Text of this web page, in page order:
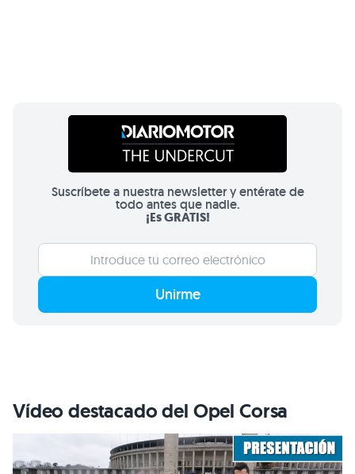
Suscríbete a nuestra newsletter y entérate de
todo antes que nadie.
¡Es GRATIS!
Unirme
Vídeo destacado del Opel Corsa